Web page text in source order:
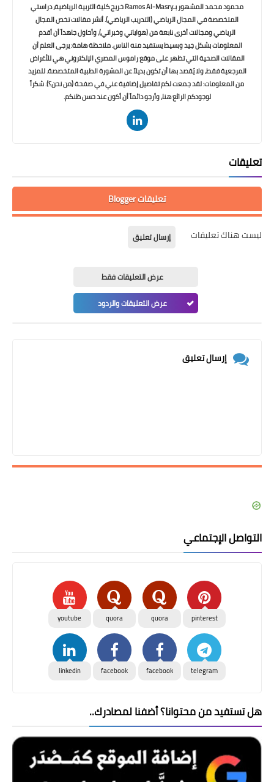
محمود محمد المشهور بـRamos Al-Masry خريج كلية التربية الرياضية، دراستي
المتخصصة في المجال الرياضي (التدريب الرياضي). أنشر مقالات تخص المجال
الرياضي ومجالات أخرى نابعة من (هواياتي وخبراتي)، وأحاول جاهداً أن أقدم
المعلومات بشكل جيد وبسيط يستفيد منه الناس. ملاحظة هامة: يرجى العلم أن
المقالات الصحية التي تظهر على موقع راموس المصري الإلكتروني هي للأغراض
المرجعية فقط، ولا يُقصد بها أن تكون بديلاً عن المشورة الطبية المتخصصة. للمزيد
من المعلومات: لقد جمعت لكم تفاصيل إضافية عني في صفحة (من نحن؟). شكراً
لوجودكم الرائع هنا، وأرجو دائماً أن أكون عند حسن ظنكم.
تعليقات
تعليقات Blogger
ليست هناك تعليقات إرسال تعليق
عرض التعليقات فقط
عرض التعليقات والردود
إرسال تعليق
التواصل الإجتماعي
pinterest
quora
quora
youtube
telegram
facebook
facebook
linkedin
هل تستفيد من محتوانا؟ أضفنا لمصادرك..